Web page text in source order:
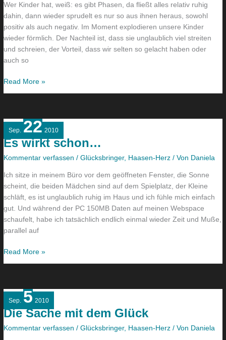
Wer Kinder hat, weiß: es gibt Phasen, da fließt alles relativ ruhig
dahin, dann wieder sprudelt es nur so aus ihnen heraus, sowohl
positiv als auch negativ. Im Moment explodieren unsere Kinder
wieder förmlich. Der Nachteil ist, dass sie unglaublich viel streiten
und schreien, der Vorteil, dass wir selten so gelacht haben oder
auch so
Read More »
Sep. 22 2010
Es wirkt schon…
Kommentar verfassen /Glücksbringer, Haasen-Herz / Von Daniela
Ich sitze in meinem Büro vor dem geöffneten Fenster, die Sonne
scheint, die beiden Mädchen sind auf dem Spielplatz, der Kleine
schläft, es ist unglaublich ruhig im Haus und ich fühle mich einfach
gut. Und während der PC 150MB Daten auf meinen Webspace
schaufelt, habe ich tatsächlich endlich einmal wieder Zeit und Muße,
parallel auf
Es
wirkt
schon…
Read More »
Sep. 5 2010
Die Sache mit dem Glück
Kommentar verfassen /Glücksbringer, Haasen-Herz / Von Daniela
Die
Sache
mit
dem